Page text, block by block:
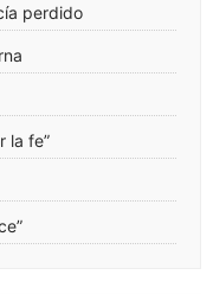
perdido
la fe”